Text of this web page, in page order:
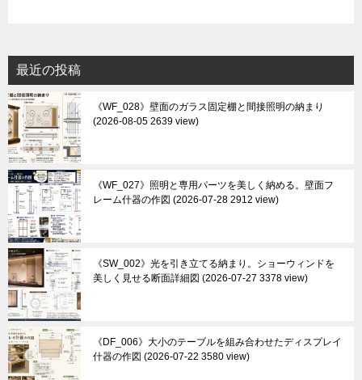
最近の投稿
《WF_028》壁面のガラス固定棚と間接照明の納まり
2026-08-05 2639 view
《WF_027》照明と専用パーツを美しく納める。壁面フ
レーム什器の作図
2026-07-28 2912 view
《SW_002》光を引き立てる納まり。ショーウィンドを
美しく見せる断面詳細図
2026-07-27 3378 view
《DF_006》大小のテーブルを組み合わせたディスプレイ
什器の作図
2026-07-22 3580 view